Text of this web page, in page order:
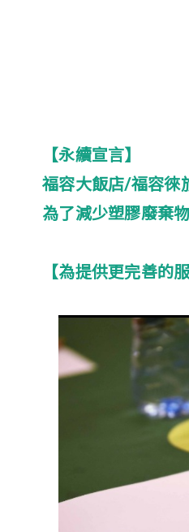
【永續宣言】
福容大飯店/福容徠
為了減少塑膠廢棄
【為提供更完善的